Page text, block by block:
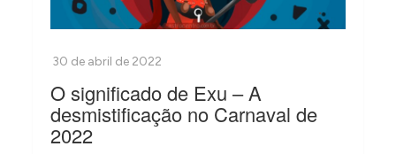
O significado de Exu – A
desmistificação no Carnaval de
2022